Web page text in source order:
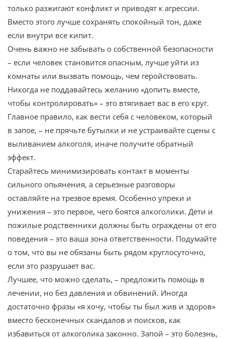
только разжигают конфликт и приводят к агрессии.
Вместо этого лучше сохранять спокойный тон, даже
если внутри все кипит.
Очень важно не забывать о собственной безопасности
– если человек становится опасным, лучше уйти из
комнаты или вызвать помощь, чем геройствовать.
Никогда не поддавайтесь желанию «допить вместе,
чтобы контролировать» – это втягивает вас в его круг.
Главное правило, как вести себя с человеком, который
в запое, – не прячьте бутылки и не устраивайте сцены с
выливанием алкоголя, иначе получите обратный
эффект.
Старайтесь минимизировать контакт в моменты
сильного опьянения, а серьезные разговоры
оставляйте на трезвое время. Особенно упреки и
унижения – это первое, чего боятся алкоголики. Дети и
пожилые родственники должны быть ограждены от его
поведения – это ваша зона ответственности. Подумайте
о том, что вы не обязаны быть рядом круглосуточно,
если это разрушает вас.
Лучшее, что можно сделать, – предложить помощь в
лечении, но без давления и обвинений. Иногда
достаточно фразы «я хочу, чтобы ты был жив и здоров»
вместо бесконечных скандалов и поисков, как
избавиться от алкоголика законно. Запой – это болезнь,